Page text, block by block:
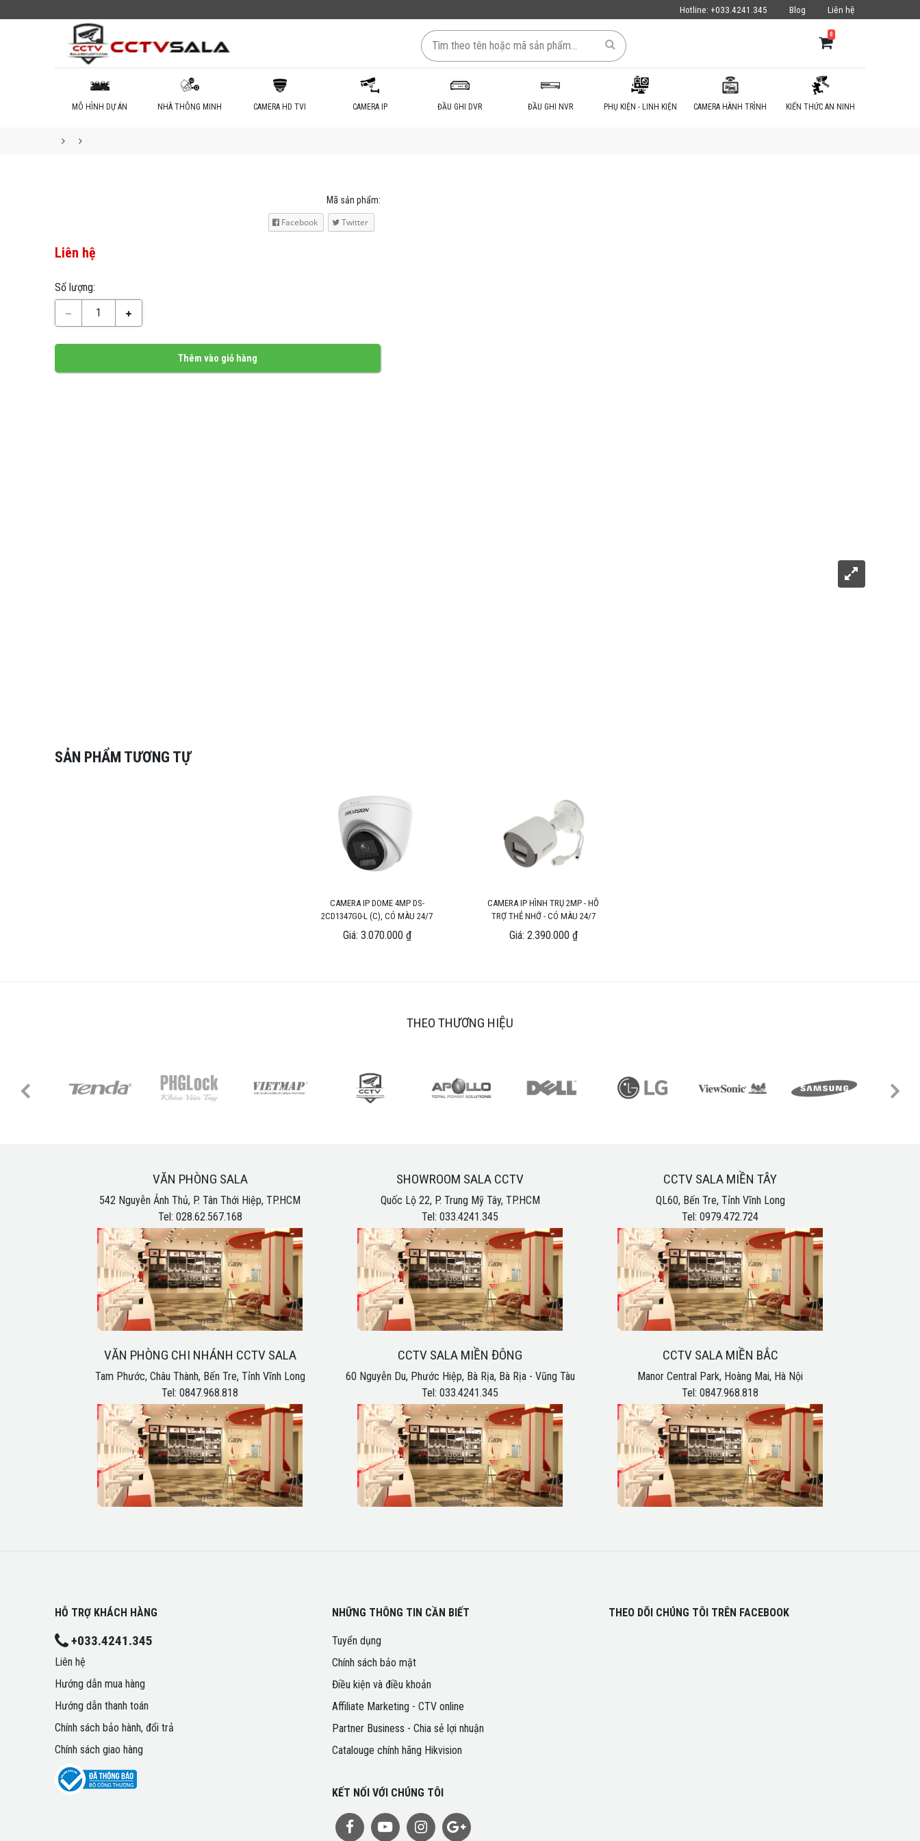
Hotline: +033.4241.345 Blog Liên hệ
0
MÔ HÌNH DỰ ÁN NHÀ THÔNG MINH CAMERA HD TVI CAMERA IP ĐẦU GHI DVR ĐẦU GHI NVR PHỤ KIỆN - LINH KIỆN CAMERA HÀNH TRÌNH KIẾN THỨC AN NINH
Mã sản phẩm:
Facebook Twitter
Liên hệ
Số lượng:
1
Thêm vào giỏ hàng
SẢN PHẨM TƯƠNG TỰ
CAMERA IP DOME 4MP DS-
2CD1347G0-L (C), CÓ MÀU 24/7
Giá: 3.070.000 ₫
CAMERA IP HÌNH TRỤ 2MP - HỖ
TRỢ THẺ NHỚ - CÓ MÀU 24/7
Giá: 2.390.000 ₫
THEO THƯƠNG HIỆU
VĂN PHÒNG SALA
542 Nguyễn Ảnh Thủ, P. Tân Thới Hiệp, TP.HCM
Tel: 028.62.567.168
SHOWROOM SALA CCTV
Quốc Lộ 22, P. Trung Mỹ Tây, TP.HCM
Tel: 033.4241.345
CCTV SALA MIỀN TÂY
QL60, Bến Tre, Tỉnh Vĩnh Long
Tel: 0979.472.724
VĂN PHÒNG CHI NHÁNH CCTV SALA
Tam Phước, Châu Thành, Bến Tre, Tỉnh Vĩnh Long
Tel: 0847.968.818
CCTV SALA MIỀN ĐÔNG
60 Nguyễn Du, Phước Hiệp, Bà Rịa, Bà Rịa - Vũng Tàu
Tel: 033.4241.345
CCTV SALA MIỀN BẮC
Manor Central Park, Hoàng Mai, Hà Nội
Tel: 0847.968.818
HỖ TRỢ KHÁCH HÀNG
+033.4241.345
Liên hệ
Hướng dẫn mua hàng
Hướng dẫn thanh toán
Chính sách bảo hành, đổi trả
Chính sách giao hàng
NHỮNG THÔNG TIN CẦN BIẾT
Tuyển dụng
Chính sách bảo mật
Điều kiện và điều khoản
Affiliate Marketing - CTV online
Partner Business - Chia sẻ lợi nhuận
Catalouge chính hãng Hikvision
KẾT NỐI VỚI CHÚNG TÔI
THEO DÕI CHÚNG TÔI TRÊN FACEBOOK